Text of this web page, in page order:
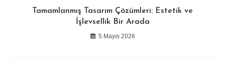
Tamamlanmış Tasarım Çözümleri: Estetik ve
İşlevsellik Bir Arada
5 Mayıs 2026